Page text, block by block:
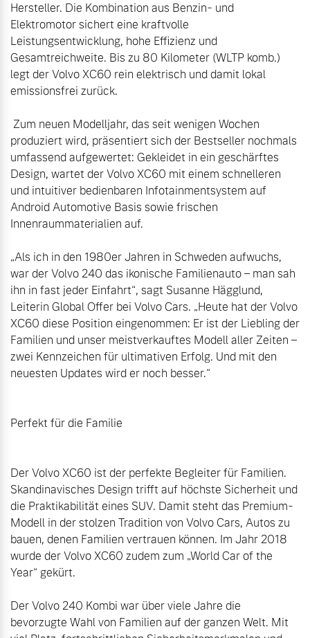
Jetzt kennenlernen
Mehr erfahren
Finanzierung & Leasing
Versicherung
Hersteller. Die Kombination aus Benzin- und
Elektromotor sichert eine kraftvolle
Leistungsentwicklung, hohe Effizienz und
Gesamtreichweite. Bis zu 80 Kilometer (WLTP komb.)
legt der Volvo XC60 rein elektrisch und damit lokal
emissionsfrei zurück.
produziert wird, präsentiert sich der Bestseller nochmals
umfassend aufgewertet: Gekleidet in ein geschärftes
Design, wartet der Volvo XC60 mit einem schnelleren
und intuitiver bedienbaren Infotainmentsystem auf
Android Automotive Basis sowie frischen
Innenraummaterialien auf.
„Als ich in den 1980er Jahren in Schweden aufwuchs,
war der Volvo 240 das ikonische Familienauto – man sah
ihn in fast jeder Einfahrt“, sagt Susanne Hägglund,
Leiterin Global Offer bei Volvo Cars. „Heute hat der Volvo
XC60 diese Position eingenommen: Er ist der Liebling der
Familien und unser meistverkauftes Modell aller Zeiten –
zwei Kennzeichen für ultimativen Erfolg. Und mit den
neuesten Updates wird er noch besser.“
Perfekt für die Familie
Der Volvo XC60 ist der perfekte Begleiter für Familien.
Skandinavisches Design trifft auf höchste Sicherheit und
die Praktikabilität eines SUV. Damit steht das Premium-
Modell in der stolzen Tradition von Volvo Cars, Autos zu
bauen, denen Familien vertrauen können. Im Jahr 2018
wurde der Volvo XC60 zudem zum „World Car of the
Year“ gekürt.
Der Volvo 240 Kombi war über viele Jahre die
bevorzugte Wahl von Familien auf der ganzen Welt. Mit